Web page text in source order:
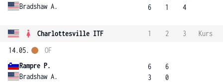
Bradshaw A.
6
1
4
Charlottesville ITF 1 2 3
Kurs
14.05.
Rampre P.
Bradshaw A.
OF
6
3
6
0